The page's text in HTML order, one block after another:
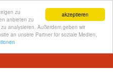
akzeptieren
zu
anbieten zu
analysieren. Außerdem geben wir
an unsere Partner für soziale Medien,